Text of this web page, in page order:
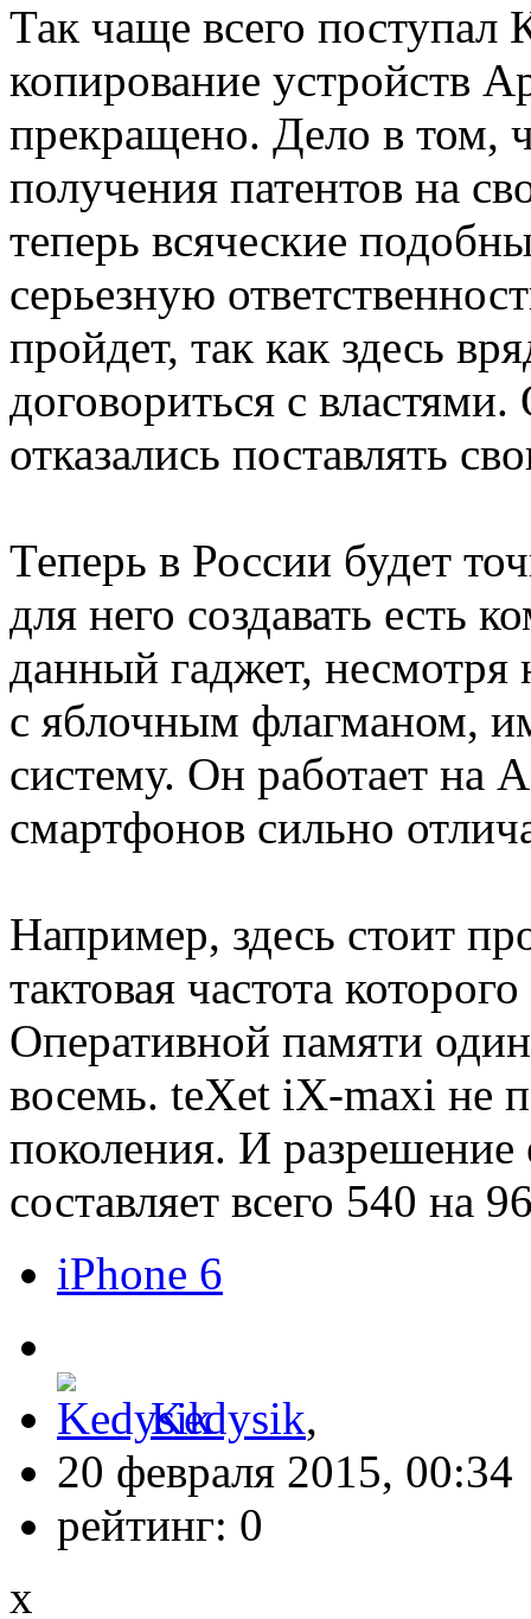
Так чаще всего поступал
копирование устройств
прекращено. Дело в том,
получения патентов на
теперь всяческие
серьезную
пройдет, так как здесь
договориться с
отказались поставлять
Теперь в России будет
для него создавать есть
данный гаджет, несмотря
с яблочным флагманом,
систему. Он работает на
смартфонов сильно
Например, здесь стоит
тактовая частота
Оперативной памяти
восемь. teXet iX-maxi не
поколения. И
составляет всего 540 на
iPhone 6
Kedysik,
20 февраля 2015, 00:34
рейтинг: 0
x